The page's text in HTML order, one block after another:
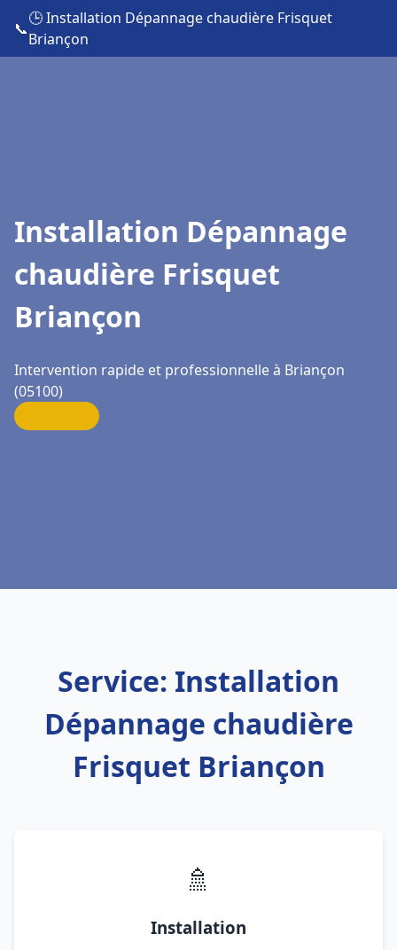
📞
🕒 Installation Dépannage chaudière Frisquet
Briançon
Installation Dépannage
chaudière Frisquet
Briançon
Intervention rapide et professionnelle à Briançon
(05100)
Service: Installation
Dépannage chaudière
Frisquet Briançon
🚿
Installation